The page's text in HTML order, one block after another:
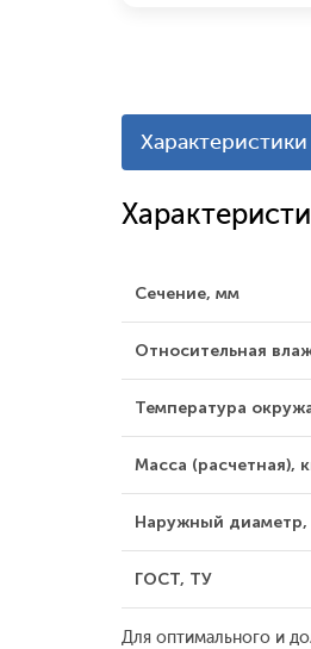
Характеристики
Сечение, мм
Относительная
Температура
Масса (расчетная),
Наружный
ГОСТ, ТУ
Для оптимального и